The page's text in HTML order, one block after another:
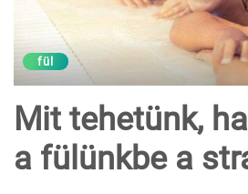
fül
Mit tehetünk,
a fülünkbe a